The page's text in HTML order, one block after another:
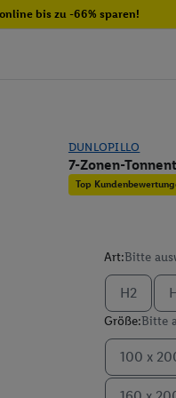
bis zu -66% sparen!
DUNLOPILLO
7-Zonen-
Top
Art:Bitte
H2
Größe:Bitte
100 x